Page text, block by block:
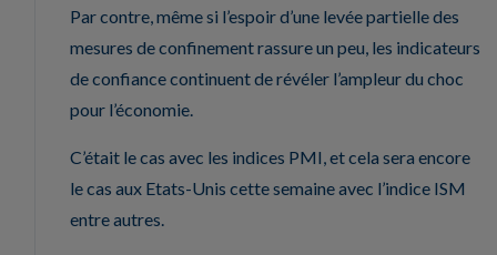
Par contre, même si l’espoir d’une levée partielle des
mesures de confinement rassure un peu, les indicateurs
de confiance continuent de révéler l’ampleur du choc
pour l’économie.
C’était le cas avec les indices PMI, et cela sera encore
le cas aux Etats-Unis cette semaine avec l’indice ISM
entre autres.